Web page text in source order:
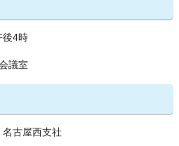
後4時
議室
古屋西支社